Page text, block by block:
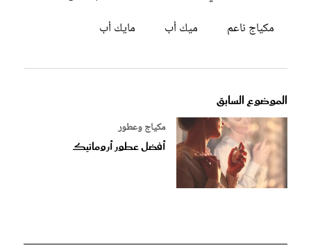
مكياج ناعم
ميك أب مايك أب
الموضوع السابق
مكياج وعطور
أفضل عطور أروماتيك